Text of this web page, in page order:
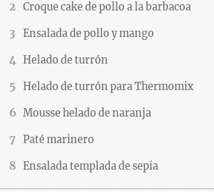
Croque cake de pollo a la barbacoa
Ensalada de pollo y mango
Helado de turrón
Helado de turrón para Thermomix
Mousse helado de naranja
Paté marinero
Ensalada templada de sepia